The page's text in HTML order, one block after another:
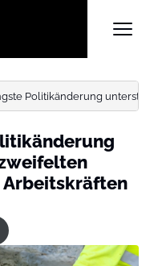
Politikänderung
Arbeitskräften